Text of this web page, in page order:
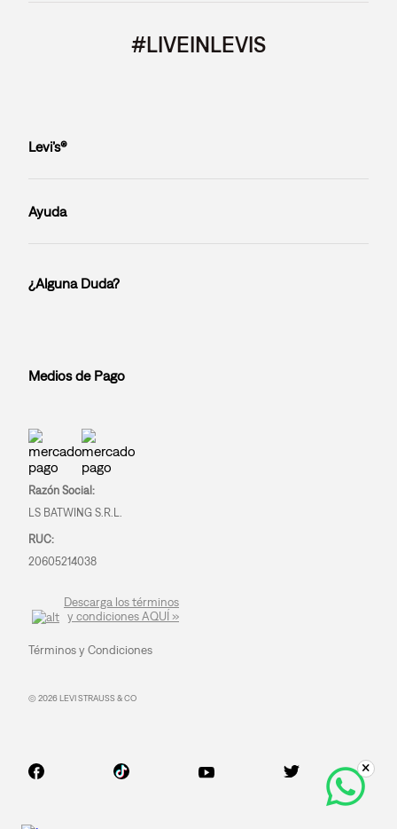
#LIVEINLEVIS
Levi’s®
Ayuda
¿Alguna Duda?
Medios de Pago
Razón Social:
LS BATWING S.R.L.
RUC:
20605214038
Descarga los términos
y condiciones AQUÍ »
Términos y Condiciones
© 2026 LEVI STRAUSS & CO